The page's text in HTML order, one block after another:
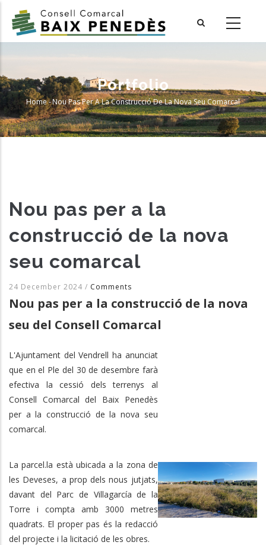
main
Portfolio
Breadcrumb
Home-Nou Pas Per A La Construcció De La Nova Seu Comarcal
Nou pas per a la
construcció de la nova
seu comarcal
24 December 2024 / Comments
Nou pas per a la construcció de la nova
seu del Consell Comarcal
L'Ajuntament del Vendrell ha anunciat
que en el Ple del 30 de desembre farà
efectiva la cessió dels terrenys al
Consell Comarcal del Baix Penedès
per a la construcció de la nova seu
comarcal.
La parcel.la està ubicada a la zona de
les Deveses, a prop dels nous jutjats,
davant del Parc de Villagarcía de la
Torre i compta amb 3000 metres
quadrats. El proper pas és la redacció
del projecte i la licitació de les obres.